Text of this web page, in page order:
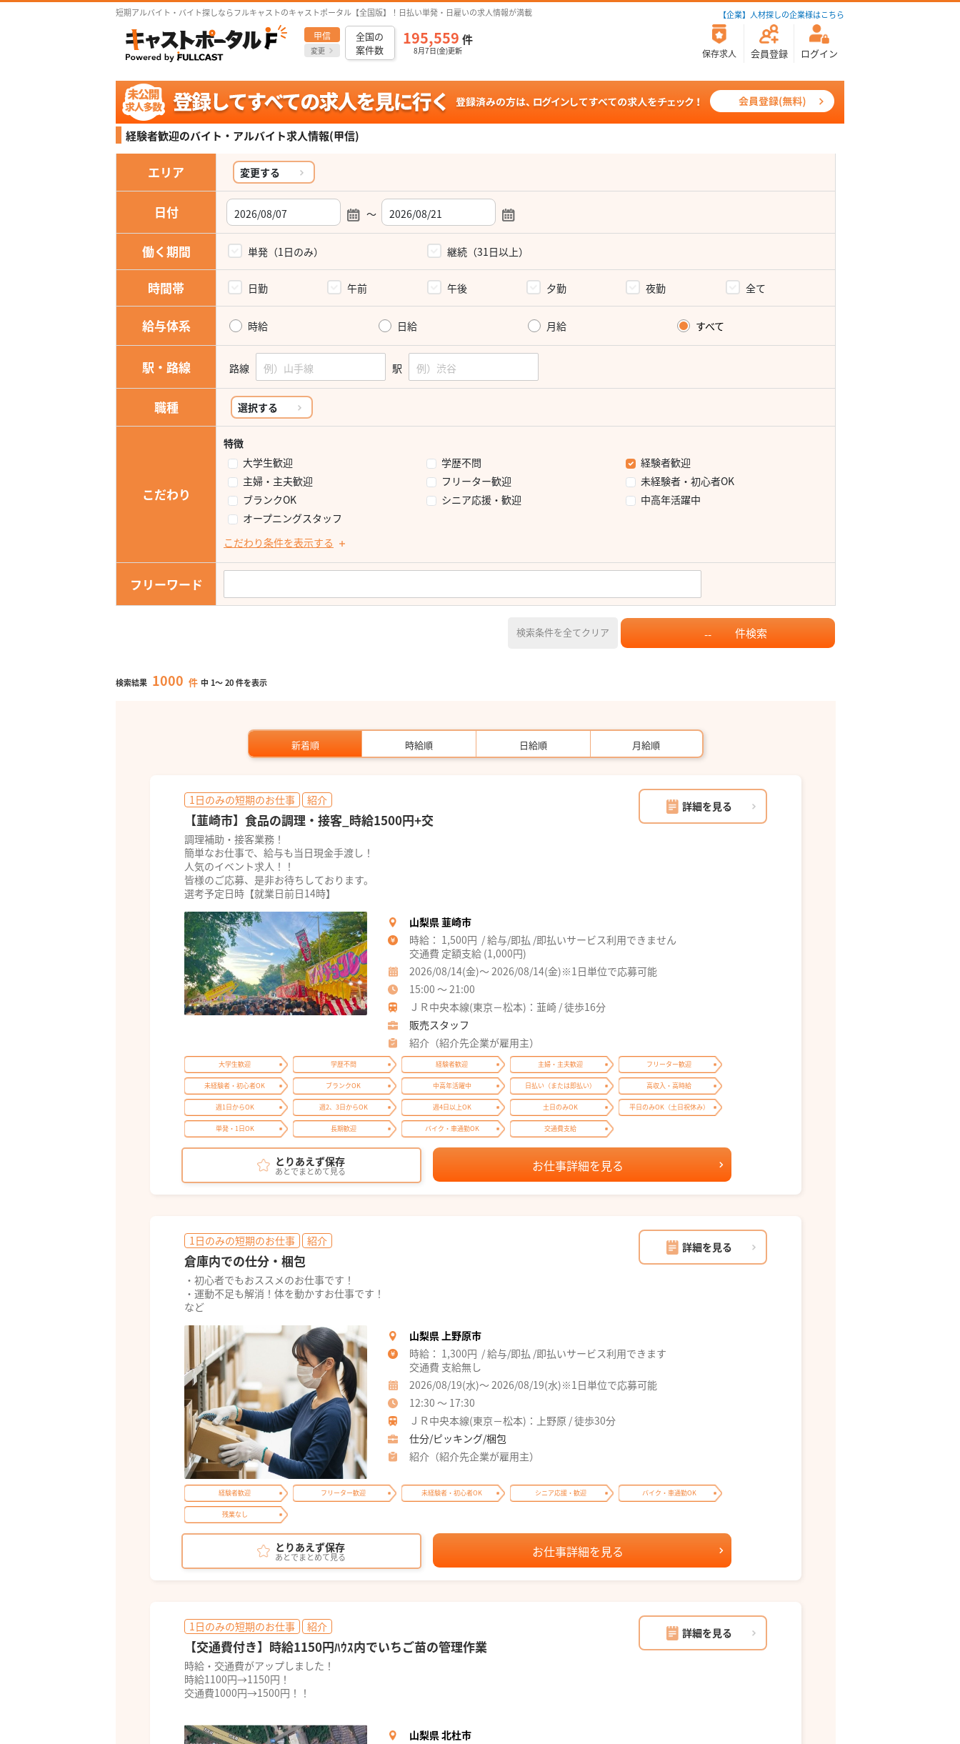
短期アルバイト・バイト探しならフルキャストのキャストポータル【全国版】！日払い単発・日雇いの求人情報が満載 【企業】人材探しの企業様はこちら
甲信
変更
全国の
案件数
195,559 件
8月7日(金)更新 保存求人 会員登録 ログイン
経験者歓迎のバイト・アルバイト求人情報(甲信)
エリア 変更する
日付 ～
働く期間 単発（1日のみ） 継続（31日以上）
時間帯 日勤 午前 午後 夕勤 夜勤 全て
給与体系 時給 日給 月給 すべて
駅・路線 路線 駅
職種 選択する
こだわり
特徴
大学生歓迎
学歴不問
経験者歓迎
主婦・主夫歓迎
フリーター歓迎
未経験者・初心者OK
ブランクOK
シニア応援・歓迎
中高年活躍中
オープニングスタッフ
こだわり条件を表示する
フリーワード
検索条件を全てクリア -- 件検索
検索結果 1000 件 中 1～20件を表示
新着順 時給順 日給順 月給順
1日のみの短期のお仕事 紹介 詳細を見る
【韮崎市】食品の調理・接客_時給1500円+交
調理補助・接客業務！
簡単なお仕事で、給与も当日現金手渡し！
人気のイベント求人！！
皆様のご応募、是非お待ちしております。
選考予定日時【就業日前日14時】
山梨県 韮崎市
時給： 1,500円 / 給与/即払 /即払いサービス利用できません
交通費 定額支給 (1,000円)
2026/08/14(金)～ 2026/08/14(金)※1日単位で応募可能
15:00 ～ 21:00
ＪＲ中央本線(東京－松本)：韮崎 / 徒歩16分
販売スタッフ
紹介（紹介先企業が雇用主）
大学生歓迎 学歴不問 経験者歓迎 主婦・主夫歓迎 フリーター歓迎
未経験者・初心者OK ブランクOK 中高年活躍中 日払い（または即払い） 高収入・高時給
週1日からOK 週2、3日からOK 週4日以上OK 土日のみOK 平日のみOK（土日祝休み）
単発・1日OK 長期歓迎 バイク・車通勤OK 交通費支給
とりあえず保存
あとでまとめて見る お仕事詳細を見る
1日のみの短期のお仕事 紹介 詳細を見る
倉庫内での仕分・梱包
・初心者でもおススメのお仕事です！
・運動不足も解消！体を動かすお仕事です！
など
山梨県 上野原市
時給： 1,300円 / 給与/即払 /即払いサービス利用できます
交通費 支給無し
2026/08/19(水)～ 2026/08/19(水)※1日単位で応募可能
12:30 ～ 17:30
ＪＲ中央本線(東京－松本)：上野原 / 徒歩30分
仕分/ピッキング/梱包
紹介（紹介先企業が雇用主）
経験者歓迎 フリーター歓迎 未経験者・初心者OK シニア応援・歓迎 バイク・車通勤OK
残業なし
とりあえず保存
あとでまとめて見る お仕事詳細を見る
1日のみの短期のお仕事 紹介 詳細を見る
【交通費付き】時給1150円ﾊｳｽ内でいちご苗の管理作業
時給・交通費がアップしました！
時給1100円→1150円！
交通費1000円→1500円！！
山梨県 北杜市